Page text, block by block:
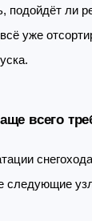
подойдёт ли
уже
всего
следующие